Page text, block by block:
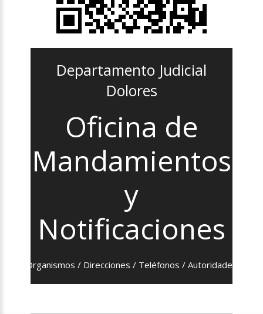
Departamento Judicial
Dolores
Oficina de
Mandamientos
y
Notificaciones
Organismos / Direcciones / Teléfonos / Autoridades